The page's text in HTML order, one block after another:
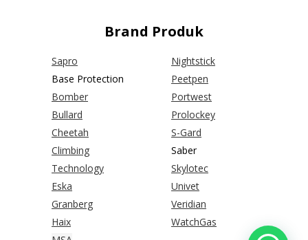
Brand Produk
Sapro
Base Protection
Bomber
Bullard
Cheetah
Climbing
Technology
Eska
Granberg
Haix
Nightstick
Peetpen
Portwest
Prolockey
S-Gard
Saber
Skylotec
Univet
Veridian
WatchGas